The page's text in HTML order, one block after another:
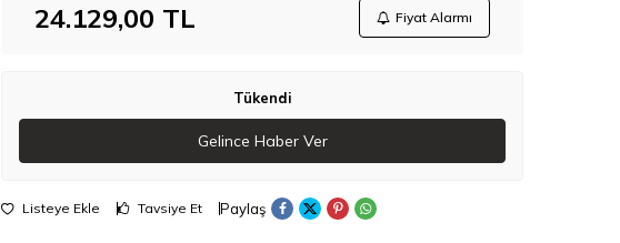
24.129,00 TL Fiyat Alarmı
Tükendi
Gelince Haber Ver
Listeye Ekle Tavsiye Et Paylaş